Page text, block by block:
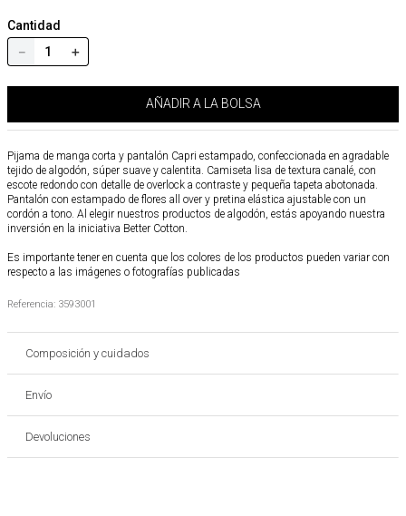
Cantidad
＋
－
AÑADIR A LA BOLSA
Pijama de manga corta y pantalón Capri estampado, confeccionada en agradable
tejido de algodón, súper suave y calentita. Camiseta lisa de textura canalé, con
escote redondo con detalle de overlock a contraste y pequeña tapeta abotonada.
Pantalón con estampado de flores all over y pretina elástica ajustable con un
cordón a tono. Al elegir nuestros productos de algodón, estás apoyando nuestra
inversión en la iniciativa Better Cotton.
Es importante tener en cuenta que los colores de los productos pueden variar con
respecto a las imágenes o fotografías publicadas
Referencia: 3593001
Composición y cuidados
Envío
Devoluciones